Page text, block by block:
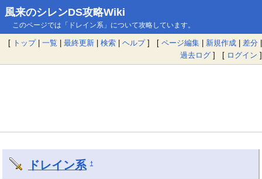
風来のシレンDS攻略Wiki
このページでは「ドレイン系」について攻略しています。
[ トップ| 一覧 | 最終更新 | 検索 | ヘルプ] [ ページ編集 | 新規作成 | 差分 |
過去ログ ] [ ログイン ]
ドレイン系 †